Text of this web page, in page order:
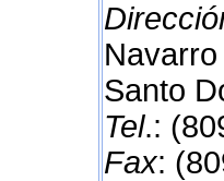
Navarro
Santo
Tel.:
Fax: